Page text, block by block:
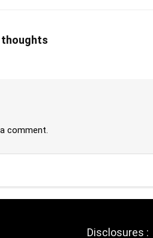
thoughts
comment.
Disclosures :